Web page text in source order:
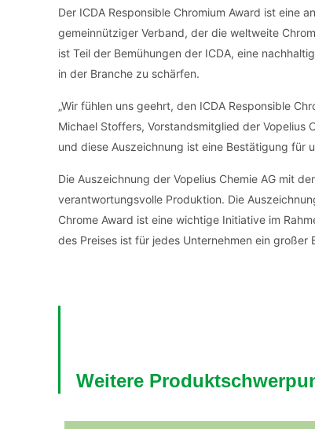
Der ICDA Responsible Chromium Award ist eine
gemeinnütziger Verband, der die weltweite
ist Teil der Bemühungen der ICDA, eine
in der Branche zu schärfen.
„Wir fühlen uns geehrt, den ICDA Responsible
Michael Stoffers, Vorstandsmitglied der Vopelius
und diese Auszeichnung ist eine Bestätigung für
Die Auszeichnung der Vopelius Chemie AG mit
verantwortungsvolle Produktion. Die
Chrome Award ist eine wichtige Initiative im
des Preises ist für jedes Unternehmen ein großer
Weitere